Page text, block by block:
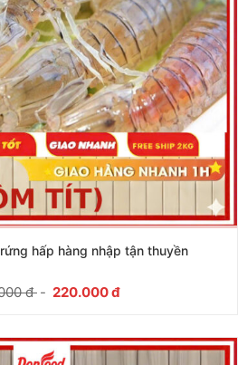
hấp hàng nhập tận thuyền
đ - 220.000đ